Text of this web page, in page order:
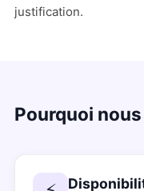
justification.
Pourquoi